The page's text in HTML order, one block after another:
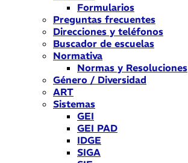
Formularios
Preguntas frecuentes
Direcciones y teléfonos
Buscador de escuelas
Normativa
Normas y Resoluciones
Género / Diversidad
ART
Sistemas
GEI
GEI PAD
IDGE
SIGA